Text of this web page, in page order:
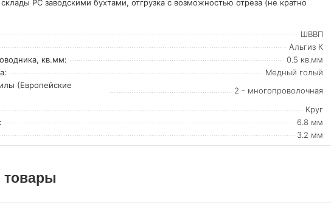
РС заводскими бухтами, отгрузка с возможностью отреза (не кратно
ШВВП
Альгиз К
кв.мм:
0.5 кв.мм
Медный голый
(Европейские
2 - многопроволочная
Круг
6.8 мм
3.2 мм
товары